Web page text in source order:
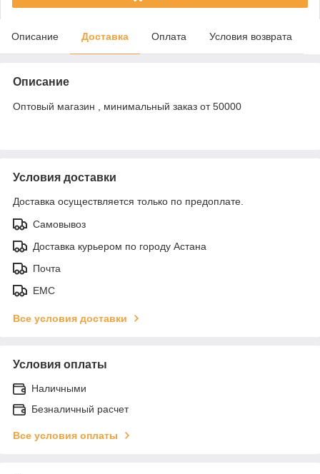
Описание Доставка Оплата Условия возврата
Описание
Оптовый магазин , минимальный заказ от 50000
Условия доставки
Доставка осуществляется только по предоплате.
Самовывоз
Доставка курьером по городу Астана
Почта
ЕМС
Все условия доставки
Условия оплаты
Наличными
Безналичный расчет
Все условия оплаты